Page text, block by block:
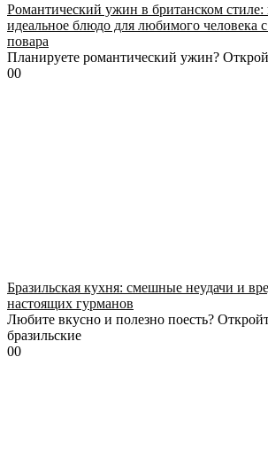
Романтический ужин в британском стиле:
идеальное блюдо для любимого человека
повара
Планируете романтический ужин?
00
Бразильская кухня: смешные неудачи и
настоящих гурманов
Любите вкусно и полезно поесть?
бразильские
00